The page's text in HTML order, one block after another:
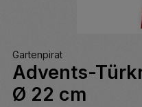
Gartenpirat
Advents-
Ø 22 cm